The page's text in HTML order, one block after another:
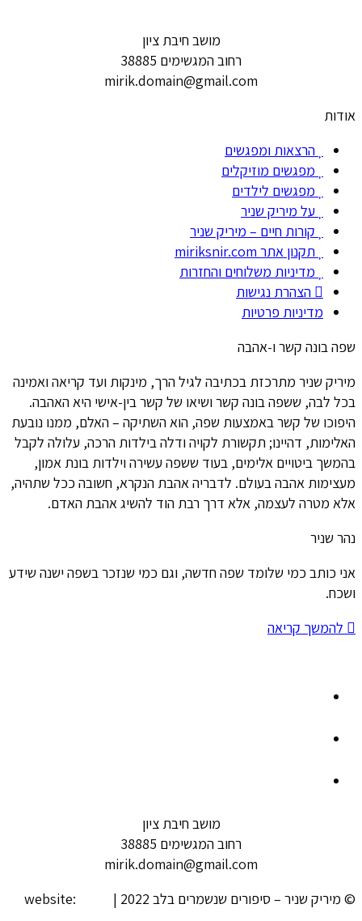
מושב חיבת ציון
רחוב המגשימים 38885
mirik.domain@gmail.com
אודות
הרצאות ומפגשים
מפגשים מוזיקלים
מפגשים לילדים
על מיריק שניר
קורות חיים – מיריק שניר
תקנון אתר miriksnir.com
מדיניות משלוחים והחזרות
הצהרת נגישות
מדיניות פרטיות
שפה בונה קשר ו-אהבה
מיריק שניר מתרכזת בכתיבה לגיל הרך, מינקות ועד קריאה ואמינה
בכל לבה, ששפה בונה קשר ושיאו של קשר בין-אישי היא האהבה.
היפוכו של קשר באמצעות שפה, הוא השתיקה – האלם, ממנו נובעת
האלימות, דהיינו; תקשורת לקויה ודלה בילדות הרכה, עלולה לקבל
בהמשך ביטויים אלימים, בעוד ששפה עשירה וילדות בונת אמון,
מעצימות אהבה בעולם. לדבריה אהבת הנקרא, חשובה ככל שתהיה,
אלא מטרה לעצמה, אלא דרך רבת הוד להשיג אהבת האדם.
נהר שניר
אני כותב כמי שלומד שפה חדשה, וגם כמי שנזכר בשפה ישנה שידע
ושכח.
להמשך קריאה
מושב חיבת ציון
רחוב המגשימים 38885
mirik.domain@gmail.com
© מיריק שניר – סיפורים שנשמרים בלב 2022 | website: